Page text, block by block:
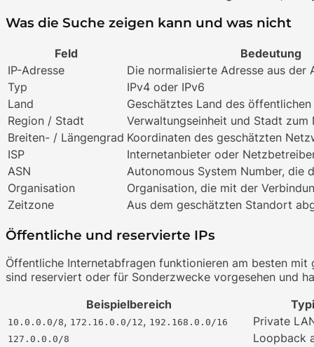
Was die Suche zeigen kann und was nicht
Feld
Bedeutung
IP-Adresse
Die normalisierte Adresse aus der
Typ
IPv4 oder IPv6
Land
Geschätztes Land des
Region / Stadt
Verwaltungseinheit und Stadt zum
Breiten- / Längengrad Koordinaten des geschätzten
ISP
Internetanbieter oder
ASN
Autonomous System Number, die
Organisation
Organisation, die mit der
Zeitzone
Aus dem geschätzten Standort
Öffentliche und reservierte IPs
Öffentliche Internetabfragen funktionieren am besten
sind reserviert oder für Sonderzwecke vorgesehen und
Beispielbereich
10.0.0.0/8, 172.16.0.0/12, 192.168.0.0/16 Private
127.0.0.0/8 Loopback